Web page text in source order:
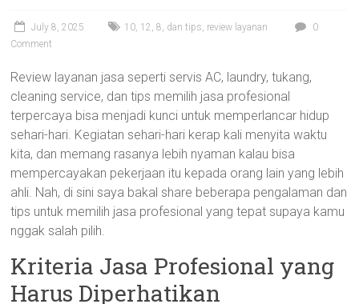
July 8, 2025 10, 12 ,8, dan tips, review layanan
0
Comment
Review layanan jasa seperti servis AC, laundry, tukang,
cleaning service, dan tips memilih jasa profesional
terpercaya bisa menjadi kunci untuk memperlancar hidup
sehari-hari. Kegiatan sehari-hari kerap kali menyita waktu
kita, dan memang rasanya lebih nyaman kalau bisa
mempercayakan pekerjaan itu kepada orang lain yang lebih
ahli. Nah, di sini saya bakal share beberapa pengalaman dan
tips untuk memilih jasa profesional yang tepat supaya kamu
nggak salah pilih.
Kriteria Jasa Profesional yang
Harus Diperhatikan